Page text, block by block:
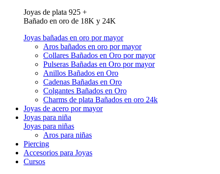
Joyas de plata 925 +
Bañado en oro de 18K y 24K
Joyas bañadas en oro por mayor
Aros bañados en oro por mayor
Collares Bañados en Oro por mayor
Pulseras Bañadas en Oro por mayor
Anillos Bañados en Oro
Cadenas Bañadas en Oro
Colgantes Bañados en Oro
Charms de plata Bañados en oro 24k
Joyas de acero por mayor
Joyas para niña
Joyas para niñas
Aros para niñas
Piercing
Accesorios para Joyas
Cursos